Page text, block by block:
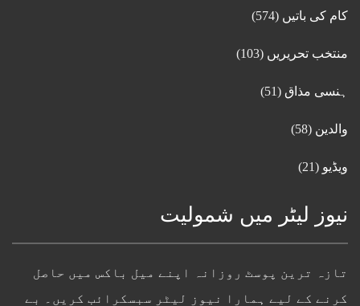
کام کی باتیں (574)
منتخب تحریریں (103)
ہنسی مذاق (51)
والدین (58)
ویڈیو (21)
نیوز لیٹر میں شمولیت
تازہ ترین پوسٹ روزانہ اپنے میل باکس میں حاصل
کرنے کے لیے ہمارا نیوز لیٹر سبسکرائب کریں۔ بے